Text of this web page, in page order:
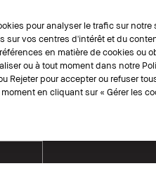
pour analyser le trafic sur
sur vos centres d'intérêt et du
en matière de cookies ou
ou à tout moment dans notre
Rejeter pour accepter ou refuser
en cliquant sur « Gérer les